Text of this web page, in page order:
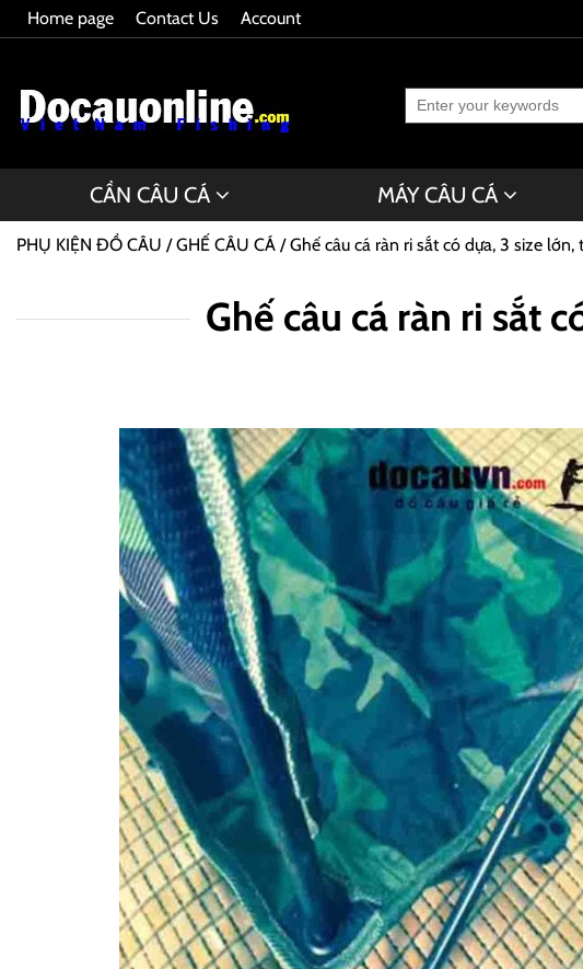
Home page Contact Us Account
CẦN CÂU CÁ MÁY CÂU CÁ
PHỤ KIỆN ĐỒ CÂU GHẾ CÂU CÁ Ghế câu cá ràn ri sắt có dựa, 3 size
Ghế câu cá ràn ri sắt